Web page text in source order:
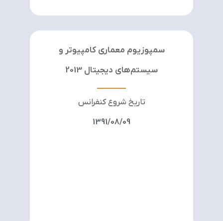
سمپوزیوم معماری کامپیوتر و
سیستم‌های دیجیتال 2013
تاریخ شروع کنفرانس
1391/08/09